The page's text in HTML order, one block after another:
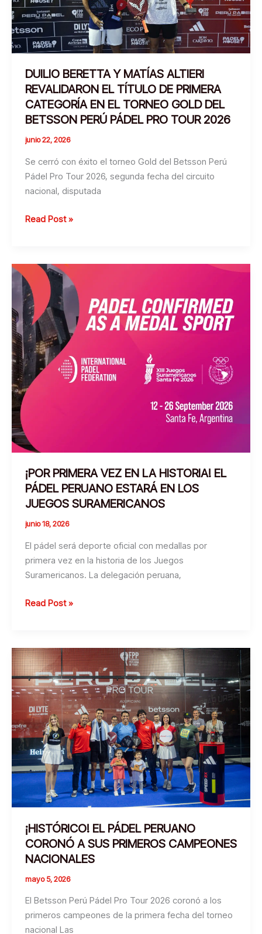
DEL
BETSSON
PERÚ
PÁDEL
PRO
TOUR
2026
DUILIO BERETTA Y MATÍAS ALTIERI
REVALIDARON EL TÍTULO DE PRIMERA
CATEGORÍA EN EL TORNEO GOLD DEL
BETSSON PERÚ PÁDEL PRO TOUR 2026
junio 22, 2026
Se cerró con éxito el torneo Gold del Betsson Perú
Pádel Pro Tour 2026, segunda fecha del circuito
nacional, disputada
DUILIO
MATÍAS
ALTIERI
REVALIDARON
EL
TÍTULO
DE
PRIMERA
CATEGORÍA
EN
EL
DEL
BETSSON
PERÚ
PÁDEL
PRO
TOUR
2026
Read Post »
¡POR PRIMERA VEZ EN LA HISTORIA! EL
PÁDEL PERUANO ESTARÁ EN LOS
JUEGOS SURAMERICANOS
junio 18, 2026
El pádel será deporte oficial con medallas por
primera vez en la historia de los Juegos
Suramericanos. La delegación peruana,
¡POR
EN
LA
HISTORIA!
EL
PÁDEL
PERUANO
ESTARÁ
EN
LOS
JUEGOS
SURAMERICANOS
Read Post »
¡HISTÓRICO! EL PÁDEL PERUANO
CORONÓ A SUS PRIMEROS CAMPEONES
NACIONALES
mayo 5, 2026
El Betsson Perú Pádel Pro Tour 2026 coronó a los
primeros campeones de la primera fecha del torneo
nacional Las